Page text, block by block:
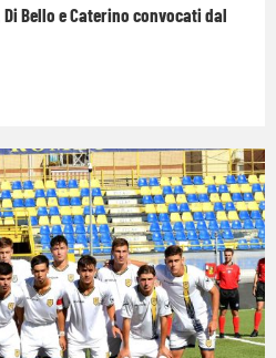
Di Bello e Caterino convocati dal